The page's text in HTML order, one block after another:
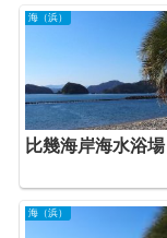
海（浜）
比幾海岸海水浴場
海（浜）